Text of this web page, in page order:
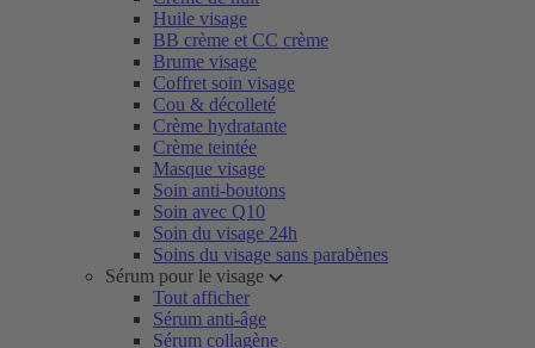
Huile visage
BB crème et CC crème
Brume visage
Coffret soin visage
Cou & décolleté
Crème hydratante
Crème teintée
Masque visage
Soin anti-boutons
Soin avec Q10
Soin du visage 24h
Soins du visage sans parabènes
Sérum pour le visage
Tout afficher
Sérum anti-âge
Sérum collagène